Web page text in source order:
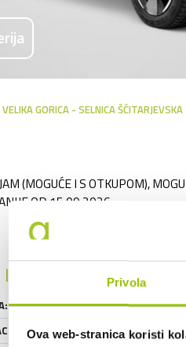
Privola
Ova web-stranica koristi
GORICA - SELNICA
(MOGUĆE I S OTKUPOM),
OD 15.09.2026.
2026
0